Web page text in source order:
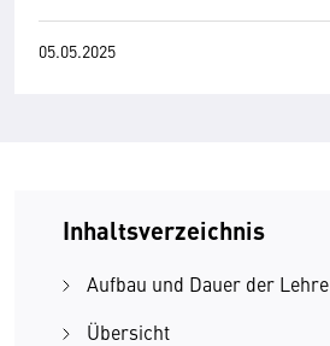
05.05.2025
Inhaltsverzeichnis
Aufbau und Dauer der Lehre
Übersicht